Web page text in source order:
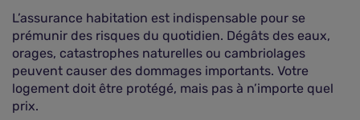
L’assurance habitation est indispensable pour se
prémunir des risques du quotidien. Dégâts des eaux,
orages, catastrophes naturelles ou cambriolages
peuvent causer des dommages importants. Votre
logement doit être protégé, mais pas à n’importe quel
prix.